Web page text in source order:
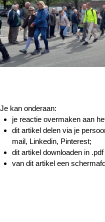
Je kan onderaan:
je reactie overmaken aan
dit artikel delen via je
mail, Linkedin, Pinterest;
dit artikel downloaden in
van dit artikel een